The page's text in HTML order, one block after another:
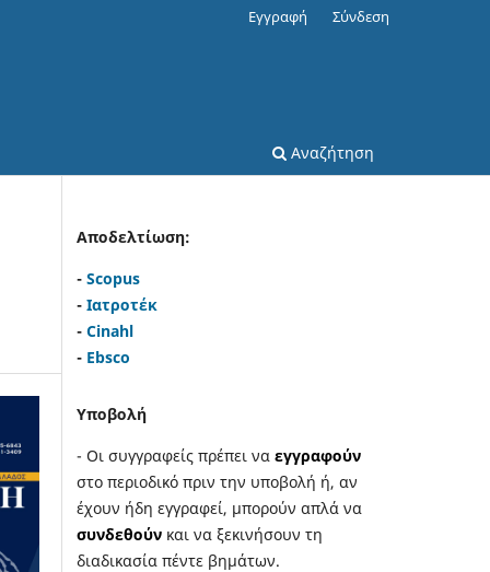
Αναζήτηση
Εγγραφή Σύνδεση
Αποδελτίωση:
- Scopus
- Ιατροτέκ
- Cinahl
- Ebsco
Υποβολή
- Οι συγγραφείς πρέπει να εγγραφούν
στο περιοδικό πριν την υποβολή ή, αν
έχουν ήδη εγγραφεί, μπορούν απλά να
συνδεθούν και να ξεκινήσουν τη
διαδικασία πέντε βημάτων.